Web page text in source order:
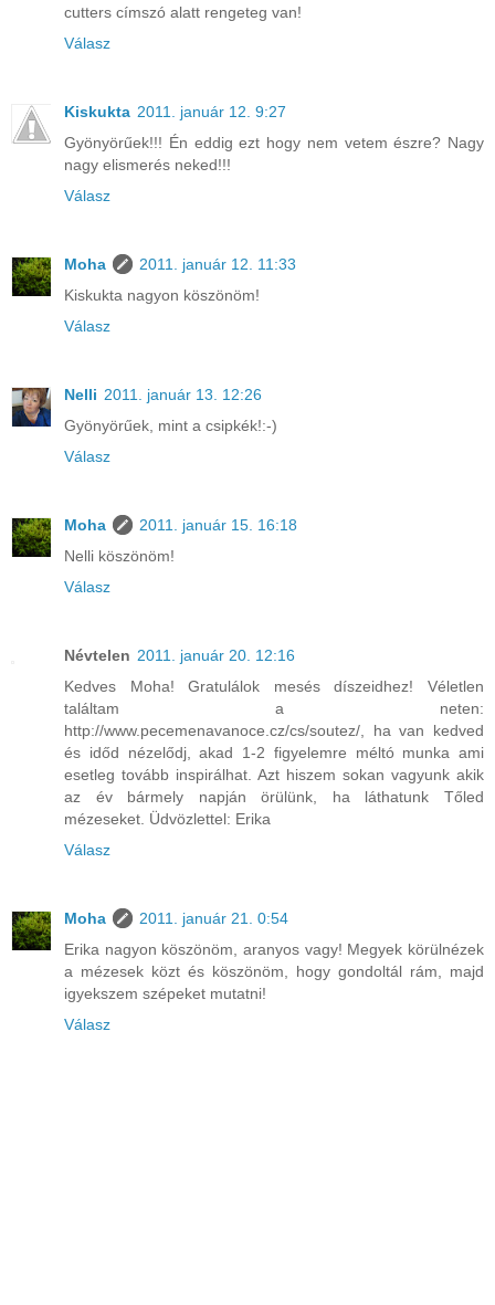
cutters címszó alatt rengeteg van!
Válasz
Kiskukta 2011. január 12. 9:27
Gyönyörűek!!! Én eddig ezt hogy nem vetem észre? Nagy
nagy elismerés neked!!!
Válasz
Moha
2011. január 12. 11:33
Kiskukta nagyon köszönöm!
Válasz
Nelli 2011. január 13. 12:26
Gyönyörűek, mint a csipkék!:-)
Válasz
Moha
2011. január 15. 16:18
Nelli köszönöm!
Válasz
Névtelen 2011. január 20. 12:16
Kedves Moha! Gratulálok mesés díszeidhez! Véletlen
találtam a neten:
http://www.pecemenavanoce.cz/cs/soutez/, ha van kedved
és időd nézelődj, akad 1-2 figyelemre méltó munka ami
esetleg tovább inspirálhat. Azt hiszem sokan vagyunk akik
az év bármely napján örülünk, ha láthatunk Tőled
mézeseket. Üdvözlettel: Erika
Válasz
Moha
2011. január 21. 0:54
Erika nagyon köszönöm, aranyos vagy! Megyek körülnézek
a mézesek közt és köszönöm, hogy gondoltál rám, majd
igyekszem szépeket mutatni!
Válasz